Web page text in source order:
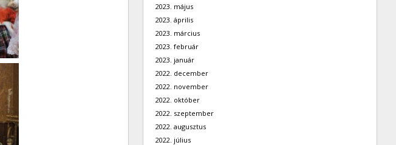
2023. május
2023. április
2023. március
2023. február
2023. január
2022. december
2022. november
2022. október
2022. szeptember
2022. augusztus
2022. július